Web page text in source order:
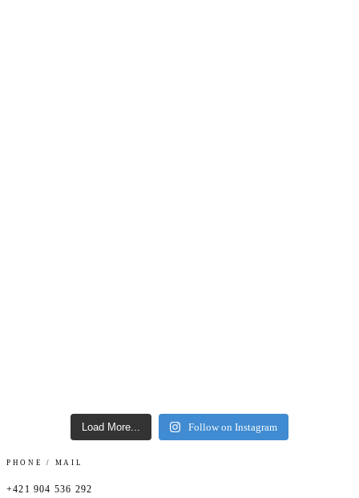
Load More... Follow on Instagram
PHONE / MAIL
+421 904 536 292